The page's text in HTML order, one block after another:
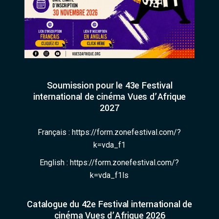
Soumission pour le 43e Festival
international de cinéma Vues d’Afrique
2027
Français :https://form.zonefestival.com/?
k=vda_f1
English :https://form.zonefestival.com/?
k=vda_f1ls
Catalogue du 42e Festival international de
cinéma Vues d’Afrique 2026